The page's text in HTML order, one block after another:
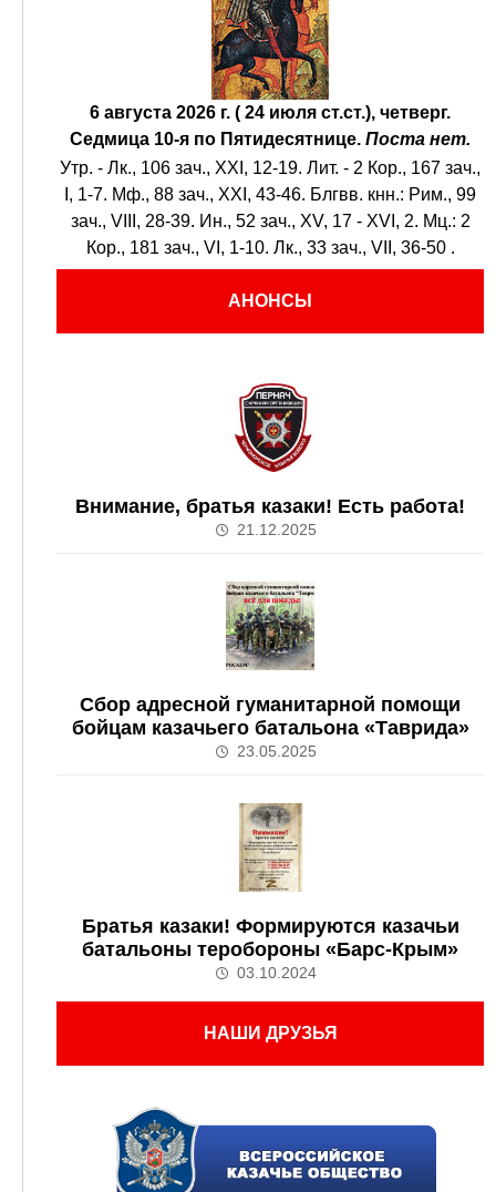
6 августа 2026 г. ( 24 июля ст.ст.), четверг.
Седмица 10-я по Пятидесятнице. Поста нет.
Утр. - Лк., 106 зач., XXI, 12-19. Лит. - 2 Кор., 167 зач.,
I, 1-7. Мф., 88 зач., XXI, 43-46. Блгвв. кнн.: Рим., 99
зач., VIII, 28-39. Ин., 52 зач., XV, 17 - XVI, 2. Мц.: 2
Кор., 181 зач., VI, 1-10. Лк., 33 зач., VII, 36-50 .
АНОНСЫ
Внимание, братья казаки! Есть работа!
21.12.2025
Сбор адресной гуманитарной помощи
бойцам казачьего батальона «Таврида»
23.05.2025
Братья казаки! Формируются казачьи
батальоны теробороны «Барс-Крым»
03.10.2024
НАШИ ДРУЗЬЯ